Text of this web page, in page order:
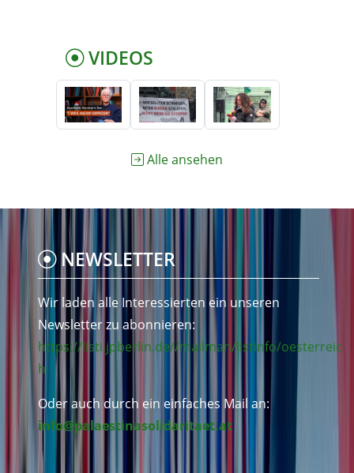
VIDEOS
Alle ansehen
NEWSLETTER
Wir laden alle Interessierten ein unseren
Newsletter zu abonnieren:
https://listi.jpberlin.de//mailman/listinfo/oesterreic
h
Oder auch durch ein einfaches Mail an:
info@palaestinasolidaritaet.at